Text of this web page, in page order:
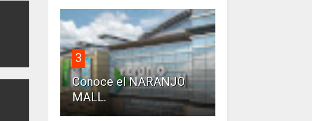
3
Conoce el NARANJO
MALL.